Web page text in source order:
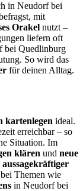
in Neudorf bei
mit
Orakel nutzt –
liefern oft
bei Quedlinburg
So wird das
für deinen Alltag.
kartenlegen ideal.
erreichbar – so
Situation. Im
klären und neue
aussagekräftiger
Themen wie
in Neudorf bei